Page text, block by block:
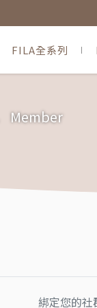
FILA全系列
Member
綁定您的